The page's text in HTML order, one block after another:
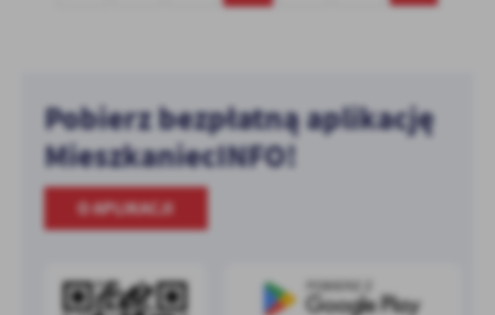
Pobierz bezpłatną aplikację
MieszkaniecINFO!
O APLIKACJI